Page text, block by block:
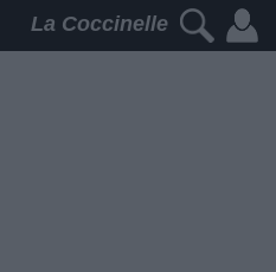
La Coccinelle